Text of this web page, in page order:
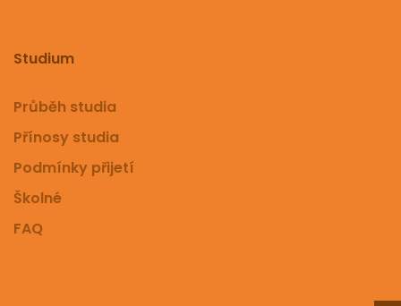
Studium
Průběh studia
Přínosy studia
Podmínky přijetí
Školné
FAQ